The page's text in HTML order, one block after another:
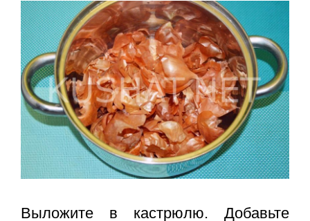
Выложите в кастрюлю. Добавьте